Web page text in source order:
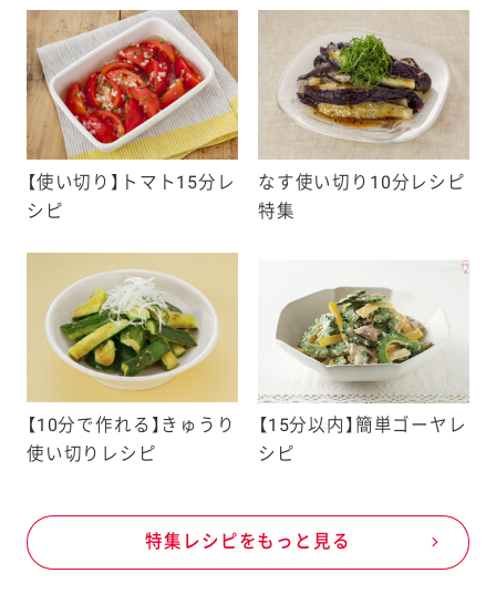
【使い切り】トマト15分レ
シピ
なす使い切り10分レシピ
特集
【10分で作れる】きゅうり
使い切りレシピ
【15分以内】簡単ゴーヤレ
シピ
特集レシピをもっと見る